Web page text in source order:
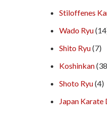
Stiloffenes
Wado Ryu
Shito Ryu(7)
Koshinkan
Shoto Ryu(4)
Japan